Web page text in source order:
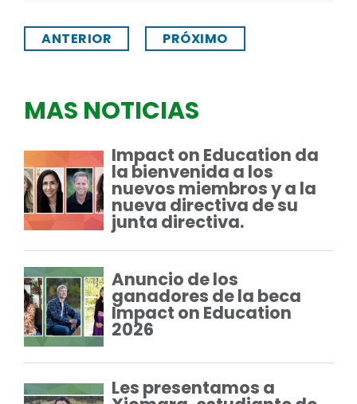
ANTERIOR PRÓXIMO
MAS NOTICIAS
Impact on Education da
la bienvenida a los
nuevos miembros y a la
nueva directiva de su
junta directiva.
Anuncio de los
ganadores de la beca
Impact on Education
2026
Les presentamos a